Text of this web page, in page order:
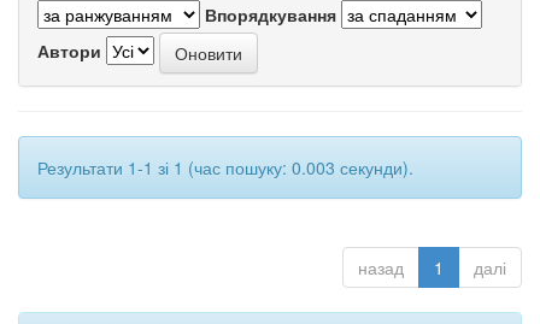
Впорядкування
Автори
Результати 1-1 зі 1 (час пошуку: 0.003 секунди).
назад 1 далі